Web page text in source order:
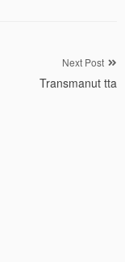
Next Post
Transmanut tta